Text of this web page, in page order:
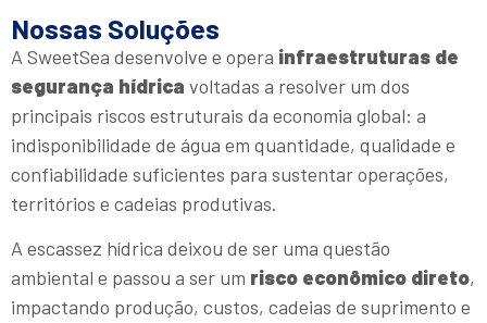
Nossas Soluções
A SweetSea desenvolve e opera infraestruturas de
segurança hídrica voltadas a resolver um dos
principais riscos estruturais da economia global: a
indisponibilidade de água em quantidade, qualidade e
confiabilidade suficientes para sustentar operações,
territórios e cadeias produtivas.
A escassez hídrica deixou de ser uma questão
ambiental e passou a ser um risco econômico direto,
impactando produção, custos, cadeias de suprimento e